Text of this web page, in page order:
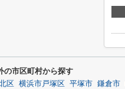
の市区町村から探す
区 横浜市戸塚区 平塚市 鎌倉市